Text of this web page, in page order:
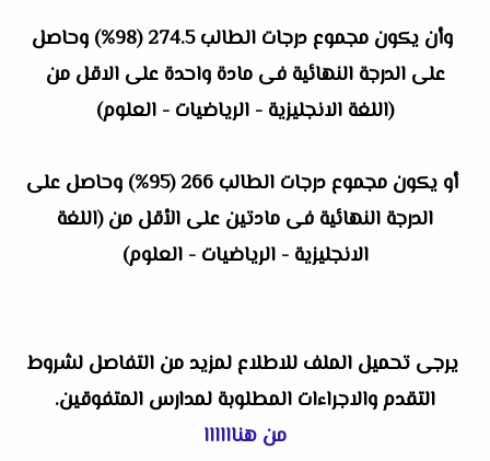
وأن يكون مجموع درجات الطالب 274.5 (98%) وحاصل
على الدرجة النهائية فى مادة واحدة على الاقل من
(اللغة الانجليزية - الرياضيات - العلوم)
أو يكون مجموع درجات الطالب 266 (95%) وحاصل على
الدرجة النهائية فى مادتين على الأقل من (اللغة
الانجليزية - الرياضيات - العلوم)
يرجى تحميل الملف للاطلاع لمزيد من التفاصل لشروط
التقدم والاجراءات المطلوبة لمدارس المتفوقين.
من هناااااا